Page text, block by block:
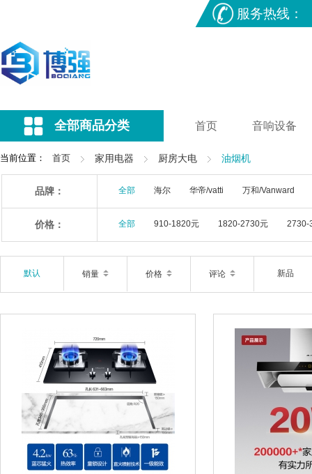
服务热线：
全部商品分类 首页 音响设备
当前位置： 首页 家用电器 厨房大电 油烟机
品牌： 全部 海尔 华帝/vatti 万和/Vanward
价格： 全部 910-1820元 1820-2730元 2730-
默认 销量 价格 评论 新品